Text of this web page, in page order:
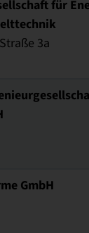
für
3a
GmbH